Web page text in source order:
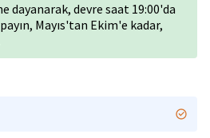
dayanarak, devre saat 19:00'da
Mayıs'tan Ekim'e kadar,